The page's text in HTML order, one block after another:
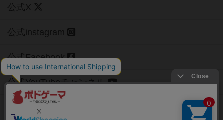
公式X
公式instagram
公式Facebook
公式YouTubeチャンネル